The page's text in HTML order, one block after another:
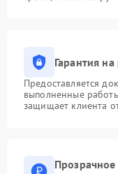
Гарантия
Предоставляется
выполненные
защищает клиента